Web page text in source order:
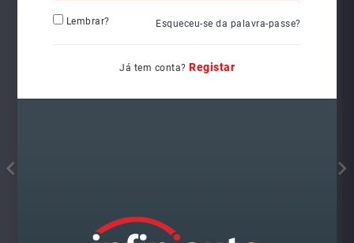
Lembrar? Esqueceu-se da palavra-passe?
Já tem conta? Registar